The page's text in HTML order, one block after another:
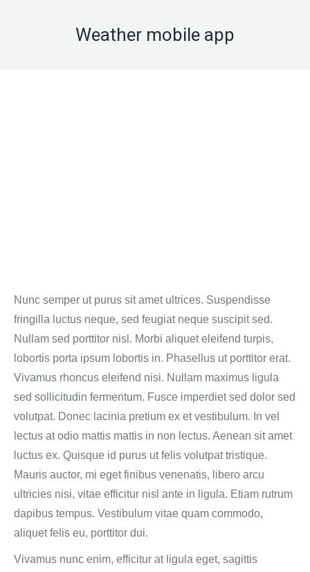
Weather mobile app
Nunc semper ut purus sit amet ultrices. Suspendisse
fringilla luctus neque, sed feugiat neque suscipit sed.
Nullam sed porttitor nisl. Morbi aliquet eleifend turpis,
lobortis porta ipsum lobortis in. Phasellus ut porttitor erat.
Vivamus rhoncus eleifend nisi. Nullam maximus ligula
sed sollicitudin fermentum. Fusce imperdiet sed dolor sed
volutpat. Donec lacinia pretium ex et vestibulum. In vel
lectus at odio mattis mattis in non lectus. Aenean sit amet
luctus ex. Quisque id purus ut felis volutpat tristique.
Mauris auctor, mi eget finibus venenatis, libero arcu
ultricies nisi, vitae efficitur nisl ante in ligula. Etiam rutrum
dapibus tempus. Vestibulum vitae quam commodo,
aliquet felis eu, porttitor dui.
Vivamus nunc enim, efficitur at ligula eget, sagittis